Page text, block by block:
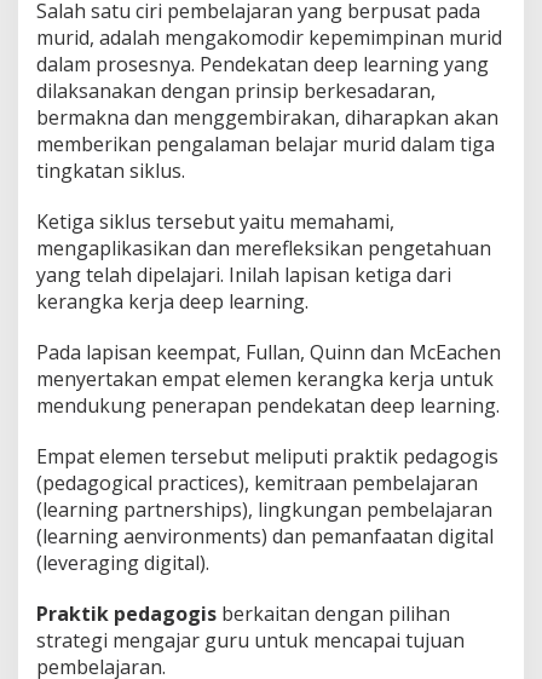
Salah satu ciri pembelajaran yang berpusat pada
murid, adalah mengakomodir kepemimpinan murid
dalam prosesnya. Pendekatan deep learning yang
dilaksanakan dengan prinsip berkesadaran,
bermakna dan menggembirakan, diharapkan akan
memberikan pengalaman belajar murid dalam tiga
tingkatan siklus.
Ketiga siklus tersebut yaitu memahami,
mengaplikasikan dan merefleksikan pengetahuan
yang telah dipelajari. Inilah lapisan ketiga dari
kerangka kerja deep learning.
Pada lapisan keempat, Fullan, Quinn dan McEachen
menyertakan empat elemen kerangka kerja untuk
mendukung penerapan pendekatan deep learning.
Empat elemen tersebut meliputi praktik pedagogis
(pedagogical practices), kemitraan pembelajaran
(learning partnerships), lingkungan pembelajaran
(learning aenvironments) dan pemanfaatan digital
(leveraging digital).
Praktik pedagogis berkaitan dengan pilihan
strategi mengajar guru untuk mencapai tujuan
pembelajaran.